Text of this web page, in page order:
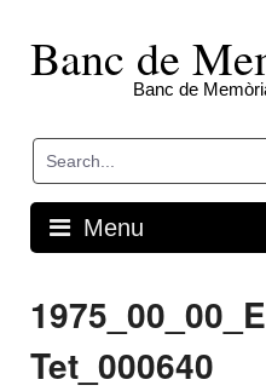
contentBanc de
Banc de
Menu
Tet_000640